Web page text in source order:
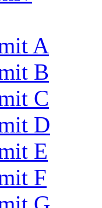
A
B
C
D
E
F